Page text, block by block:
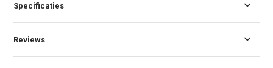
Specificaties
Reviews